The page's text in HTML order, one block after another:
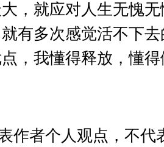
，就应对人生无愧
有多次感觉活不下
，我懂得释放，懂
作者个人观点，不代